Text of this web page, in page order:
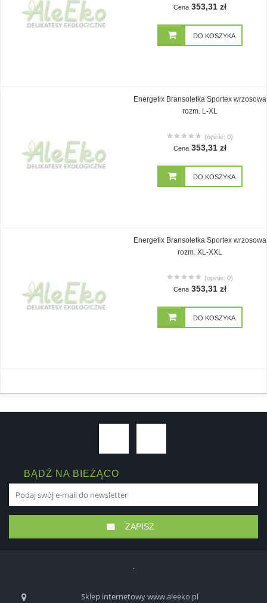
Cena 353,31 zł
DO KOSZYKA
Energetix Bransoletka Sportex wrzosowa
rozm. L-XL
(opinie: 0)
Cena 353,31 zł
DO KOSZYKA
Energetix Bransoletka Sportex wrzosowa
rozm. XL-XXL
(opinie: 0)
Cena 353,31 zł
DO KOSZYKA
BĄDŹ NA BIEŻĄCO
ZAPISZ
Sklep internetowy www.aleeko.pl